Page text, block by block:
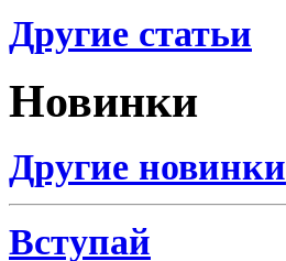
Другие статьи
Новинки
Другие новинки
Вступай